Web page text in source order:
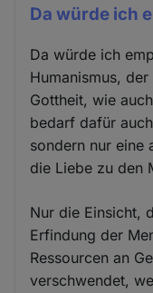
Da würde ich
Da würde ich
Humanismus,
Gottheit, wie
bedarf dafür
sondern nur eine
die Liebe zu den
Nur die Einsicht,
Erfindung der
Ressourcen an
verschwendet,